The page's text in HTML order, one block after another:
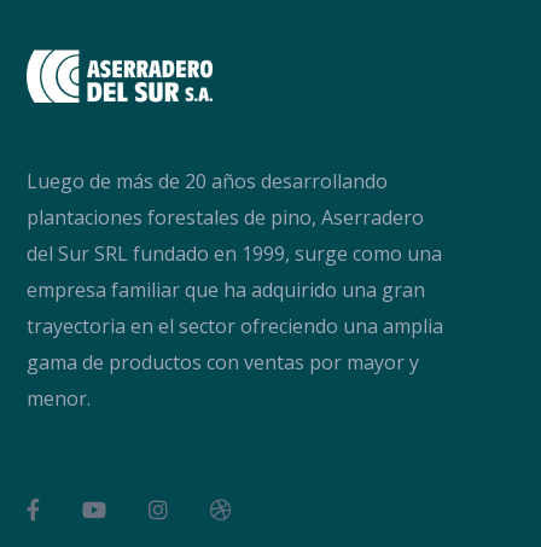
Luego de más de 20 años desarrollando
plantaciones forestales de pino, Aserradero
del Sur SRL fundado en 1999, surge como una
empresa familiar que ha adquirido una gran
trayectoria en el sector ofreciendo una amplia
gama de productos con ventas por mayor y
menor.